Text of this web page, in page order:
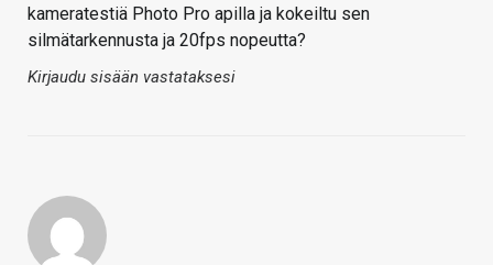
kameratestiä Photo Pro apilla ja kokeiltu sen
silmätarkennusta ja 20fps nopeutta?
Kirjaudu sisään vastataksesi